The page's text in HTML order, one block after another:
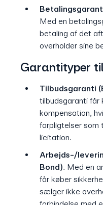
Med en
betaling af det
overholder sine
Garantityper
Tilbudsgaranti
tilbudsgaranti får
kompensation,
forpligtelser som
licitation.
Arbejds-/
Bond). Med en
får køber
sælger ikke